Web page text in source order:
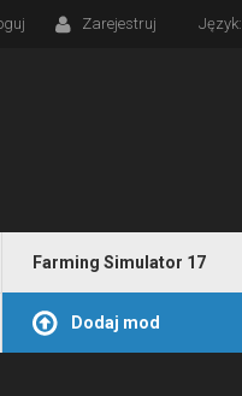
Zarejestruj Język:
Farming Simulator 17
Dodaj mod